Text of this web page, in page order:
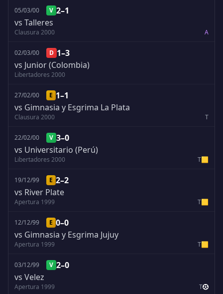
05/03/00 V 2–1
vs Talleres
Clausura 2000 A
02/03/00 D 1–3
vs Junior (Colombia)
Libertadores 2000
27/02/00 E 1–1
vs Gimnasia y Esgrima La Plata
Clausura 2000 T
22/02/00 V 3–0
vs Universitario (Perú)
Libertadores 2000 T🟨
19/12/99 E 2–2
vs River Plate
Apertura 1999 T🟨
12/12/99 E 0–0
vs Gimnasia y Esgrima Jujuy
Apertura 1999 T🟨
03/12/99 V 2–0
vs Velez
Apertura 1999 T